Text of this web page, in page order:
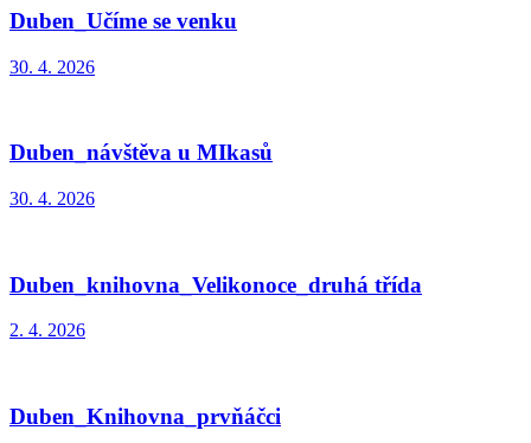
Duben_Učíme se venku
30. 4. 2026
Duben_návštěva u MIkasů
30. 4. 2026
Duben_knihovna_Velikonoce_druhá třída
2. 4. 2026
Duben_Knihovna_prvňáčci